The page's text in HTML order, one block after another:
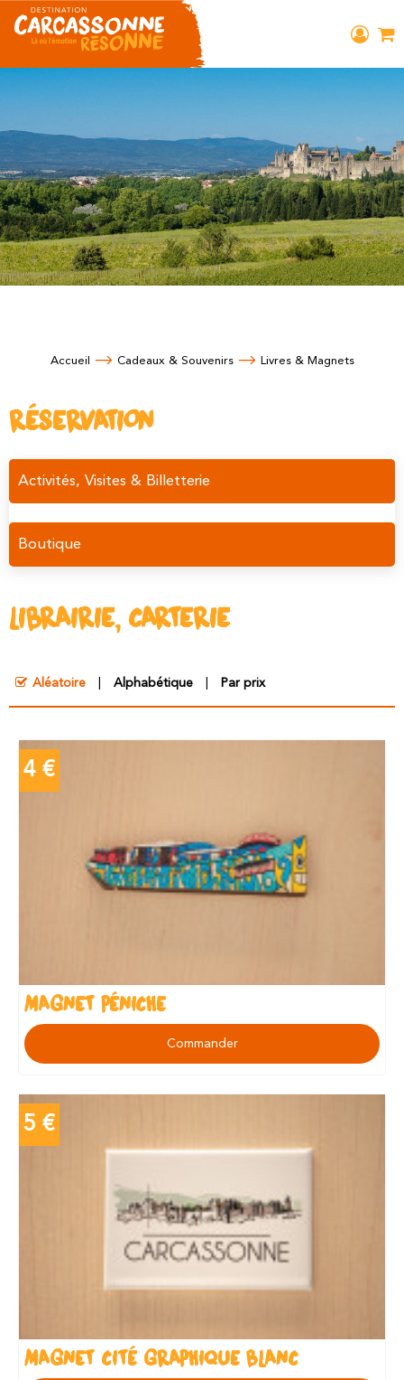
Accueil Cadeaux & Souvenirs Livres & Magnets
RÉSERVATION
Activités, Visites & Billetterie
Boutique
LIBRAIRIE, CARTERIE
Aléatoire Alphabétique Par prix
MAGNET PÉNICHE
Commander
4 €
MAGNET CITÉ GRAPHIQUE BLANC
5 €